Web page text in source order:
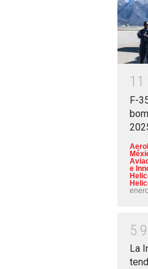
1 1
F-
e
5 9
La